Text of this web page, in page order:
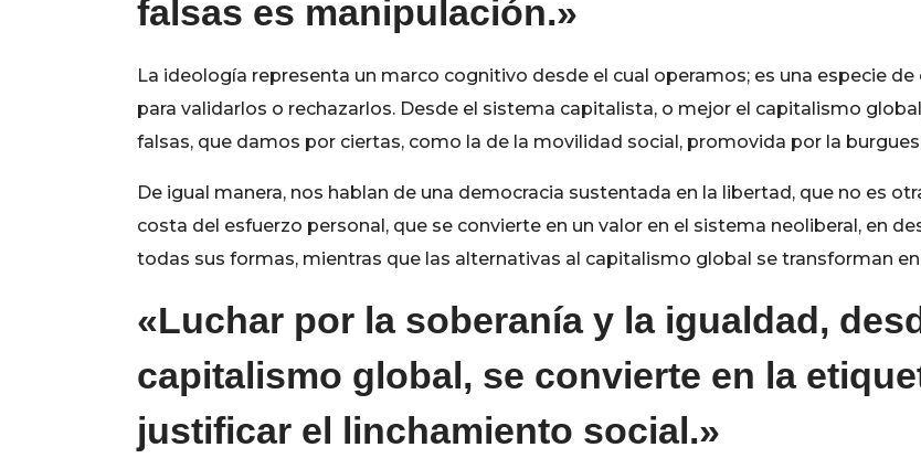
falsas es manipulación.»
La ideología representa un marco cognitivo desde el cual operamos; es una especie
para validarlos o rechazarlos. Desde el sistema capitalista, o mejor el capitalismo
falsas, que damos por ciertas, como la de la movilidad social, promovida por la
De igual manera, nos hablan de una democracia sustentada en la libertad, que no es
costa del esfuerzo personal, que se convierte en un valor en el sistema neoliberal, en
todas sus formas, mientras que las alternativas al capitalismo global se transforman
«Luchar por la soberanía y la igualdad,
capitalismo global, se convierte en la
justificar el linchamiento social.»